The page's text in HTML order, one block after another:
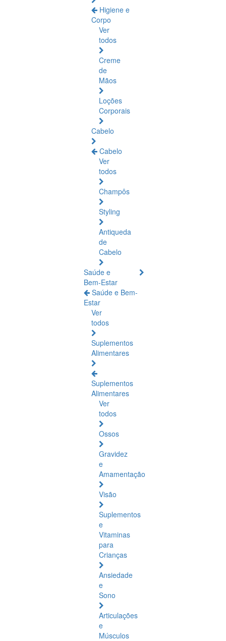
Higiene e
Corpo
Ver
todos
Creme
de
Mãos
Loções
Corporais
Cabelo
Cabelo
Ver
todos
Champôs
Styling
Antiqueda
de
Cabelo
Saúde e
Bem-Estar
Saúde e Bem-
Estar
Ver
todos
Suplementos
Alimentares
Suplementos
Alimentares
Ver
todos
Ossos
Gravidez
e
Amamentação
Visão
Suplementos
e
Vitaminas
para
Crianças
Ansiedade
e
Sono
Articulações
e
Músculos